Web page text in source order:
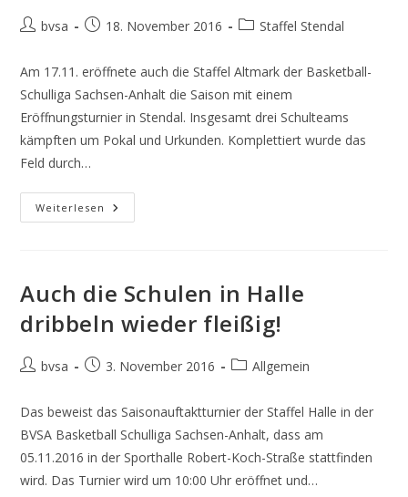
Beitrags-
bvsa
Beitrag18. November 2016
Beitrags-
Staffel Stendal
Am 17.11. eröffnete auch die Staffel Altmark der Basketball-
Schulliga Sachsen-Anhalt die Saison mit einem
Eröffnungsturnier in Stendal. Insgesamt drei Schulteams
kämpften um Pokal und Urkunden. Komplettiert wurde das
Feld durch…
Weiterlesen Stendal:
Startschuss
Landes
Erfolgt
Auch die Schulen in Halle
dribbeln wieder fleißig!
Beitrags-
bvsa
Beitrag3. November 2016
Beitrags-
Allgemein
Das beweist das Saisonauftaktturnier der Staffel Halle in der
BVSA Basketball Schulliga Sachsen-Anhalt, dass am
05.11.2016 in der Sporthalle Robert-Koch-Straße stattfinden
wird. Das Turnier wird um 10:00 Uhr eröffnet und…